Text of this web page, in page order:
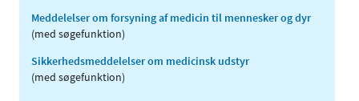
Meddelelser om forsyning af medicin til mennesker og dyr
(med søgefunktion)
Sikkerhedsmeddelelser om medicinsk udstyr
(med søgefunktion)